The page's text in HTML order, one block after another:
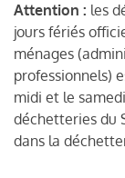
Attention : les
jours fériés
ménages
professionnels)
midi et le
déchetteries du
dans la